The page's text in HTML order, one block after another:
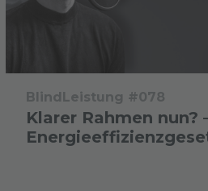
BlindLeistung #078
Klarer Rahmen nun?